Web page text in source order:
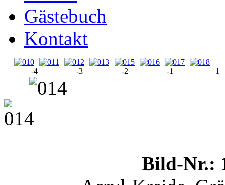
Gästebuch
Kontakt
-4 -3 -2 -1 +1
Bild-Nr.: